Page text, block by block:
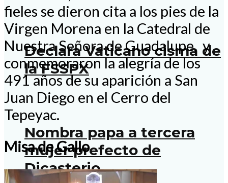
Declara Vaticano cisma de
la FSSPX
Nombra papa a tercera
mujer prefecto de
Dicasterio
fieles se dieron cita a los pies de la
Virgen Morena en la Catedral de
Nuestra Señora de Guadalupe, y
conmemoraron la alegría de los
491 años de su aparición a San
Juan Diego en el Cerro del
Tepeyac.
Misa de Gallo